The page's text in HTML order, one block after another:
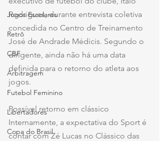
Jogos Escolares
Retrô
CBF
Arbitragem
Futebol Feminino
Libertadores
Copa do Brasil
Rodrigues, durante entrevista coletiva
concedida no Centro de Treinamento
José de Andrade Médicis. Segundo o
dirigente, ainda não há uma data
definida para o retorno do atleta aos
jogos.
Possível retorno em clássico
Internamente, a expectativa do Sport é
contar com Zé Lucas no Clássico das